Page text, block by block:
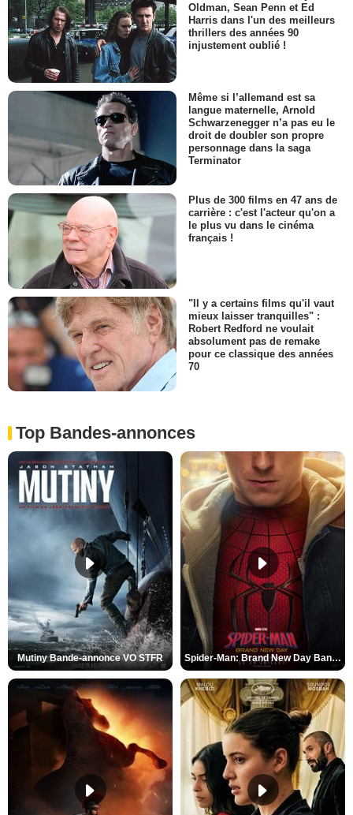
Oldman, Sean Penn et Ed
Harris dans l'un des meilleurs
thrillers des années 90
injustement oublié !
Même si l’allemand est sa
langue maternelle, Arnold
Schwarzenegger n’a pas eu le
droit de doubler son propre
personnage dans la saga
Terminator
Plus de 300 films en 47 ans de
carrière : c'est l'acteur qu'on a
le plus vu dans le cinéma
français !
"Il y a certains films qu'il vaut
mieux laisser tranquilles" :
Robert Redford ne voulait
absolument pas de remake
pour ce classique des années
70
Top Bandes-annonces
Mutiny Bande-annonce VO STFR Spider-Man: Brand New Day Bande-annonce VO STFR